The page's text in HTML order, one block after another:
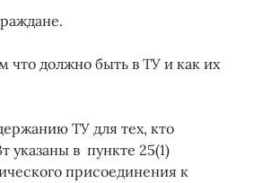
организация
условия
присоединение
многоквартирный дом
что должно быть в ТУ и как их
ТУ для тех, кто
указаны в пункте 25(1)
присоединения к